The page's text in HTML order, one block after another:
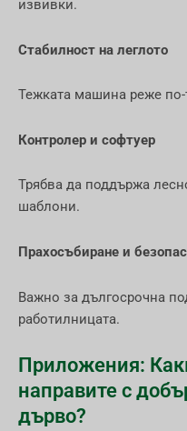
извивки.
Стабилност на леглото
Тежката машина реже
Контролер и софтуер
Трябва да поддържа
шаблони.
Прахосъбиране и
Важно за дългосрочна
работилницата.
Приложения:
направите с
дърво?